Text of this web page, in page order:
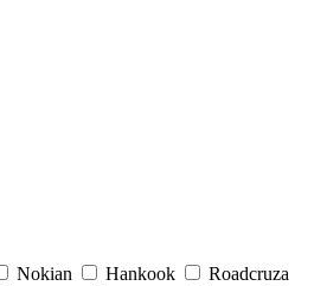
Nokian Hankook
Roadcruza